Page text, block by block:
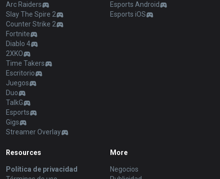
Arc Raiders
Slay The Spire 2
Counter Strike 2
Fortnite
Diablo 4
2XKO
Time Takers
Escritorio
Juegos
Duo
TalkG
Esports
Gigs
Streamer Overlay
Esports Android
Esports iOS
Resources
Política de privacidad
More
Negocios